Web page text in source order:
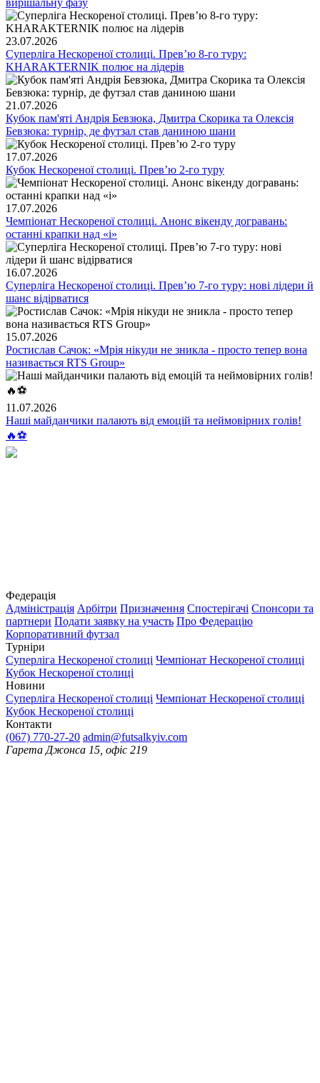
вирішальну фазу
23.07.2026
Суперліга Нескореної столиці. Превʼю 8-го туру:
KHARAKTERNIK полює на лідерів
21.07.2026
Кубок пам'яті Андрія Бевзюка, Дмитра Скорика та Олексія
Бевзюка: турнір, де футзал став даниною шани
17.07.2026
Кубок Нескореної столиці. Превʼю 2-го туру
17.07.2026
Чемпіонат Нескореної столиці. Анонс вікенду догравань:
останні крапки над «і»
16.07.2026
Суперліга Нескореної столиці. Превʼю 7-го туру: нові лідери й
шанс відірватися
15.07.2026
Ростислав Сачок: «Мрія нікуди не зникла - просто тепер вона
називається RTS Group»
11.07.2026
Наші майданчики палають від емоцій та неймовірних голів!
🔥⚽️
Федерація
Адміністрація Арбітри Призначення Спостерігачі Спонсори та
партнери Подати заявку на участь Про Федерацію
Корпоративний футзал
Турніри
Суперліга Нескореної столиці Чемпіонат Нескореної столиці
Кубок Нескореної столиці
Новини
Суперліга Нескореної столиці Чемпіонат Нескореної столиці
Кубок Нескореної столиці
Контакти
(067) 770-27-20 admin@futsalkyiv.com
Гарета Джонса 15, офіс 219